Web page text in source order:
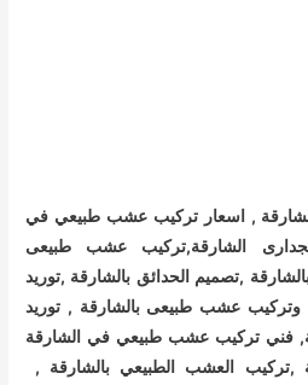
, اسعار تركيب عشب طبيعي في
الشارقة,تركيب عشب طبيعى
,تصميم الحدائق بالشارقة ,توريد
عشب طبيعى بالشارقة , توريد
فني تركيب عشب طبيعي في الشارقة
العشب الطبيعي بالشارقة ,